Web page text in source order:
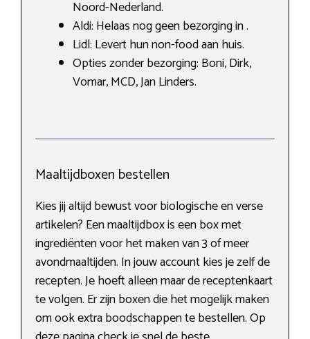
Noord-Nederland.
Aldi: Helaas nog geen bezorging in .
Lidl: Levert hun non-food aan huis.
Opties zonder bezorging: Boni, Dirk,
Vomar, MCD, Jan Linders.
Maaltijdboxen bestellen
Kies jij altijd bewust voor biologische en verse
artikelen? Een maaltijdbox is een box met
ingrediënten voor het maken van 3 of meer
avondmaaltijden. In jouw account kies je zelf de
recepten. Je hoeft alleen maar de receptenkaart
te volgen. Er zijn boxen die het mogelijk maken
om ook extra boodschappen te bestellen. Op